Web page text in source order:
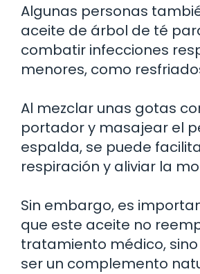
Algunas personas
aceite de árbol de té
combatir infecciones
menores, como
Al mezclar unas gotas
portador y masajear el
espalda, se puede
respiración y aliviar la
Sin embargo, es
que este aceite no
tratamiento médico,
ser un complemento